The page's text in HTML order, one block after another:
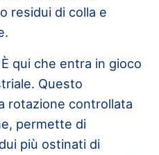
residui di colla e
qui che entra in gioco
Questo
rotazione controllata
permette di
più ostinati di